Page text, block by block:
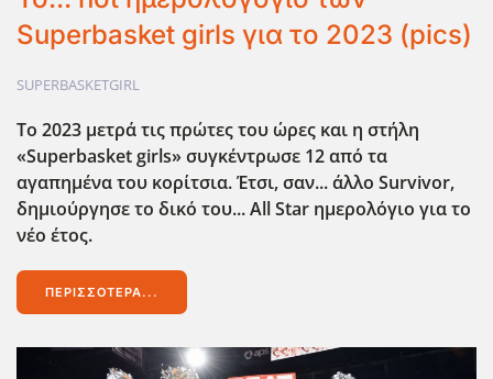
Superbasket girls για το 2023 (pics)
SUPERBASKETGIRL
Το 2023 μετρά τις πρώτες του ώρες και η στήλη
«Superbasket girls» συγκέντρωσε 12 από τα
αγαπημένα του κορίτσια. Έτσι, σαν... άλλο Survivor,
δημιούργησε το δικό του... All Star ημερολόγιο για το
νέο έτος.
ΠΕΡΙΣΣΌΤΕΡΑ...